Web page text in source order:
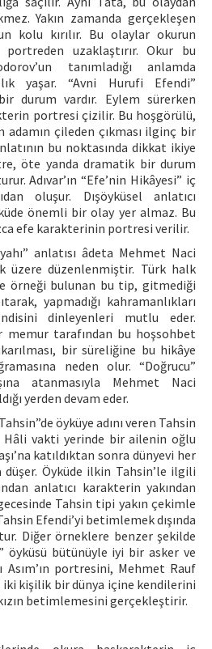
Yakın zamanda gerçekleşen
kolu kırılır. Bu olaylar okurun
uzaklaştırır. Okur bu
tanımladığı anlamda
yaşar. “Avni Hurufi Efendi”
durum vardır. Eylem sürerken
portresi çizilir. Bu hoşgörülü,
adamın çileden çıkması ilginç bir
bu noktasında dikkat ikiye
öte yanda dramatik bir durum
Adıvar’ın “Efe’nin Hikâyesi” iç
oluşur. Dışöyküsel anlatıcı
önemli bir olay yer almaz. Bu
efe karakterinin portresi verilir.
anlatısı âdeta Mehmet Naci
üzere düzenlenmiştir. Türk halk
örneği bulunan bu tip, gitmediği
yapmadığı kahramanlıkları
dinleyenleri mutlu eder.
memur tarafından bu hoşsohbet
bir süreliğine bu hikâye
neden olur. “Doğrucu”
atanmasıyla Mehmet Naci
yerden devam eder.
öyküye adını veren Tahsin
Hâli vakti yerinde bir ailenin oğlu
katıldıktan sonra dünyevi her
Öyküde ilkin Tahsin’le ilgili
anlatıcı karakterin yakından
Tahsin tipi yakın çekimle
Efendi’yi betimlemek dışında
Diğer örneklere benzer şekilde
öyküsü bütünüyle iyi bir asker ve
Asım’ın portresini, Mehmet Rauf
iki kişilik bir dünya içine kendilerini
kızın betimlemesini gerçekleştirir.